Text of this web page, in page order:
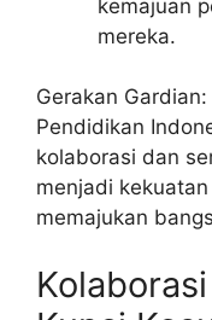
kemajuan
mereka.
Gerakan
Pendidikan
kolaborasi dan
menjadi
memajukan